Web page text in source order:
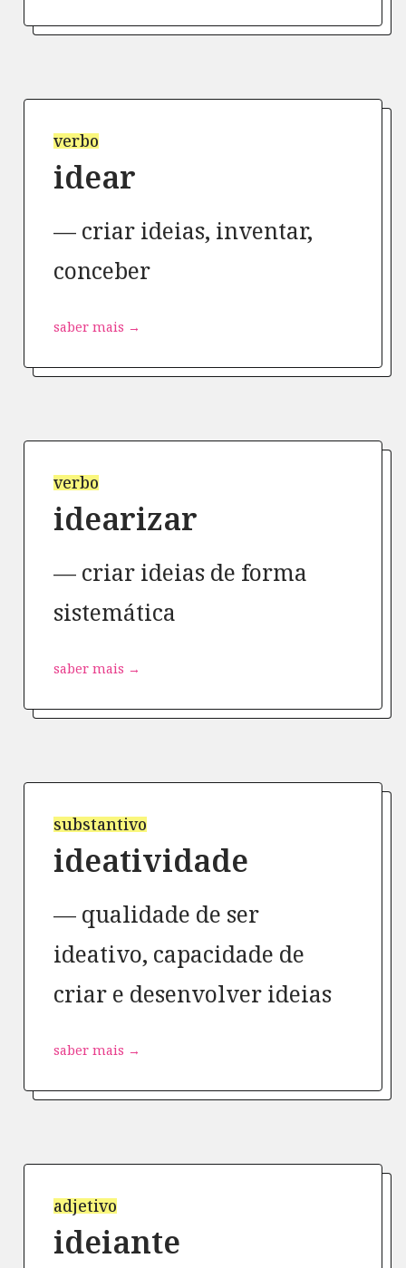
verbo
idear
criar ideias, inventar,
conceber
saber mais →
verbo
idearizar
criar ideias de forma
sistemática
saber mais →
substantivo
ideatividade
qualidade de ser
ideativo, capacidade de
criar e desenvolver ideias
saber mais →
adjetivo
ideiante